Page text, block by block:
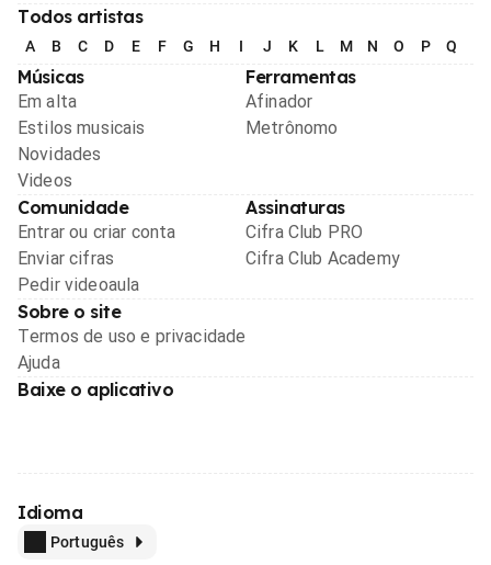
Todos artistas
A B C D E F G H I J K L M N O P Q
Músicas
Em alta
Estilos musicais
Novidades
Videos
Ferramentas
Afinador
Metrônomo
Comunidade
Entrar ou criar conta
Enviar cifras
Pedir videoaula
Assinaturas
Cifra Club PRO
Cifra Club Academy
Sobre o site
Termos de uso e privacidade
Ajuda
Baixe o aplicativo
Idioma
Português